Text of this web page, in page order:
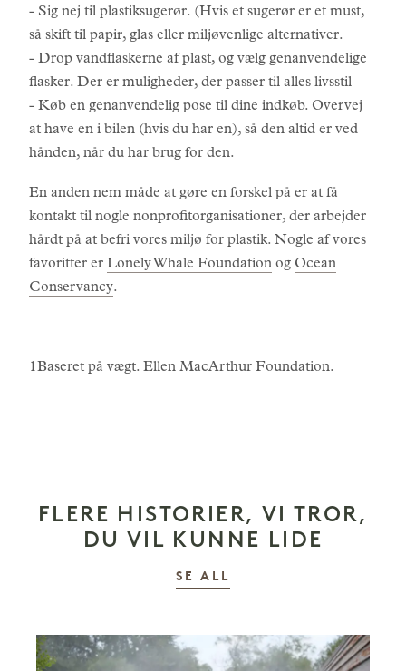
- Sig nej til plastiksugerør. (Hvis et sugerør er et must,
så skift til papir, glas eller miljøvenlige alternativer.
- Drop vandflaskerne af plast, og vælg genanvendelige
flasker. Der er muligheder, der passer til alles livsstil
- Køb en genanvendelig pose til dine indkøb. Overvej
at have en i bilen (hvis du har en), så den altid er ved
hånden, når du har brug for den.
En anden nem måde at gøre en forskel på er at få
kontakt til nogle nonprofitorganisationer, der arbejder
hårdt på at befri vores miljø for plastik. Nogle af vores
favoritter er Lonely Whale Foundation og Ocean
Conservancy.
1Baseret på vægt. Ellen MacArthur Foundation.
FLERE HISTORIER, VI TROR,
DU VIL KUNNE LIDE
SE ALL